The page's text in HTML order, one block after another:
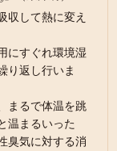
収して熱に変え
にすぐれ環境湿
り返し行いま
まるで体温を跳
温まるいった
臭気に対する消